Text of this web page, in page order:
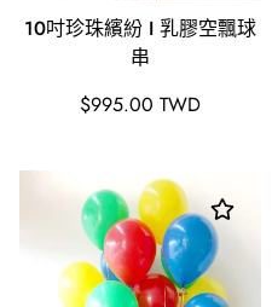
10吋珍珠繽紛 I 乳膠空飄球
串
原
$995.00 TWD